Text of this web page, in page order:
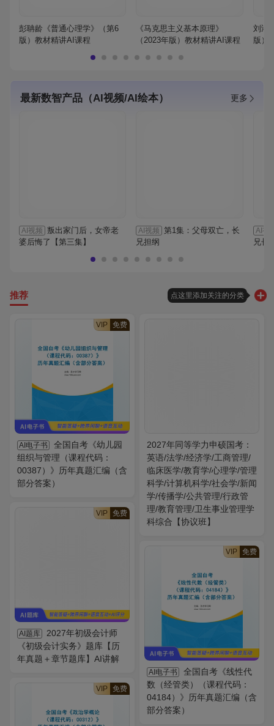
彭聃龄《普通心理学》（第6
版）教材精讲AI课程
《马克思主义基本原理》
（2023年版）教材精讲AI课程
刘鸿
版）
最新数智产品（AI视频/AI绘本） 更多
AI视频 叛出家门后，女帝老
婆后悔了【第三集】
AI视频
第1集：父母双亡，长
兄担纲
AI视
兄长
推荐 点这里添加关注的分类
VIP 免费
AI电子书
全国自考《幼儿园
组织与管理（课程代码：
00387）》历年真题汇编（含
部分答案）
2027年同等学力申硕国考：
英语/法学/经济学/工商管理/
临床医学/教育学/心理学/管理
科学/计算机科学/社会学/新闻
学/传播学/公共管理/行政管
理/教育管理/卫生事业管理学
科综合【协议班】
VIP 免费
AI题库
2027年初级会计师
《初级会计实务》题库【历
年真题＋章节题库】AI讲解
VIP 免费
AI电子书
全国自考《线性代
数（经管类）（课程代码：
04184）》历年真题汇编（含
部分答案）
VIP 免费